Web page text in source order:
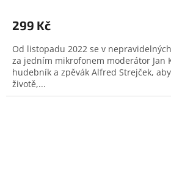
299 Kč
Od listopadu 2022 se v
za jedním mikrofonem moderátor Jan
hudebník a zpěvák Alfred Strejček,
životě,...